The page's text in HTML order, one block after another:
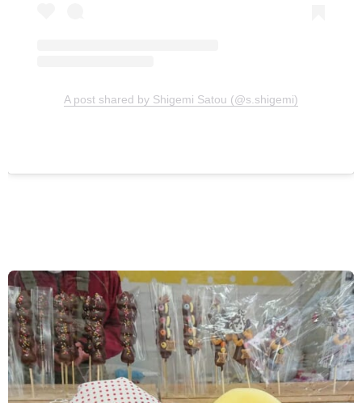
A post shared by Shigemi Satou (@s.shigemi)